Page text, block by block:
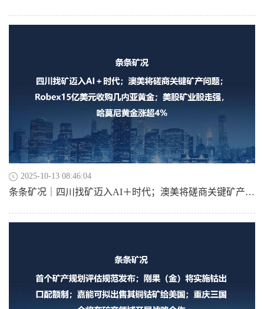
2025-10-13 08:46:04
条条矿况｜四川找矿迈入AI＋时代；澳美将磋商关键矿产问题；Robex15亿美元收购几内亚黄金；美股矿业股走强，哈莫尼黄金涨超4%